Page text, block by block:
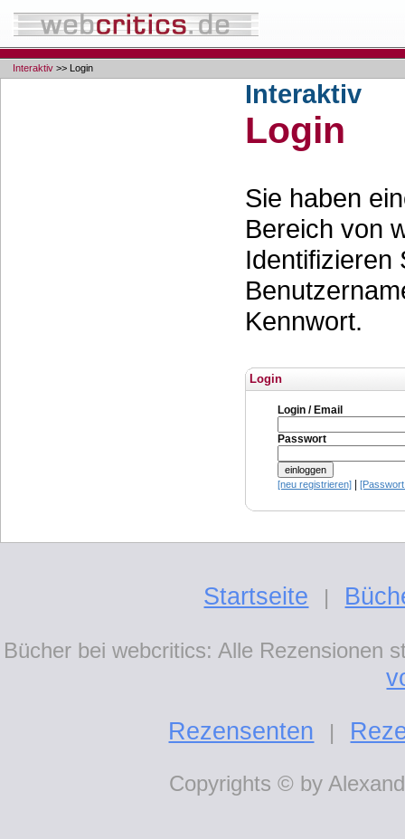
Interaktiv >> Login
Interaktiv
Login
Sie haben
Bereich von
Identifizieren
Kennwort.
Login
Login / Email
Passwort
[neu registrieren]
Startseite |
Bücher bei webcritics: Alle Rezensionen
Rezensenten
|
Copyrights © by